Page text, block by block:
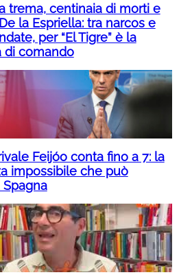
trema, centinaia di morti e
la Espriella: tra narcos e
per “El Tigre” è la
di comando
Feijóo conta fino a 7: la
impossibile che può